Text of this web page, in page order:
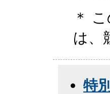
＊
は、
特